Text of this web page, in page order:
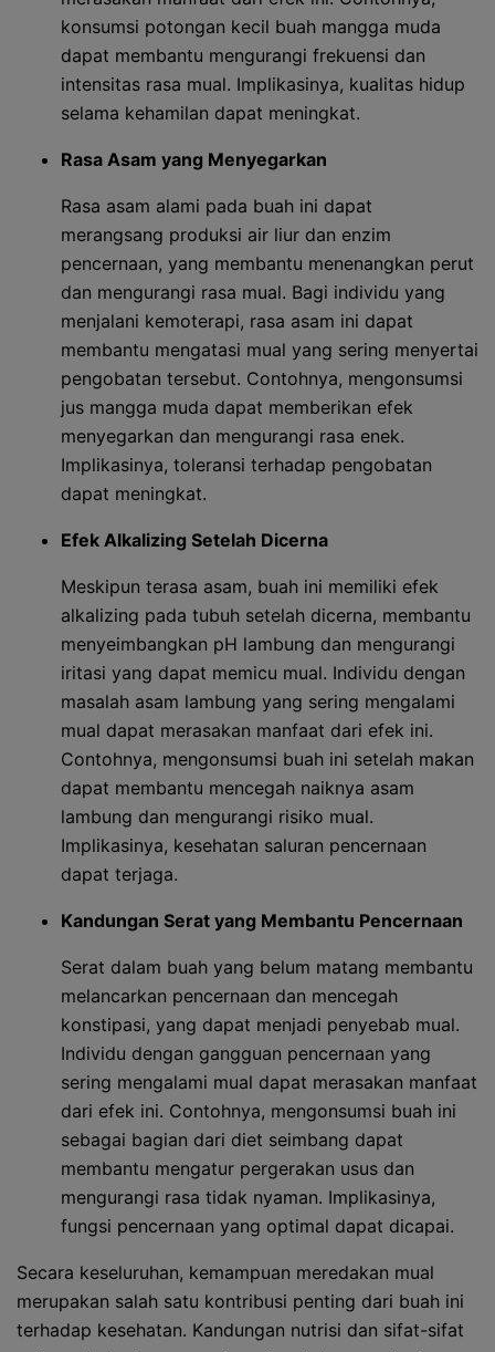
konsumsi potongan kecil buah mangga muda
dapat membantu mengurangi frekuensi dan
intensitas rasa mual. Implikasinya, kualitas hidup
selama kehamilan dapat meningkat.
Rasa Asam yang Menyegarkan
Rasa asam alami pada buah ini dapat
merangsang produksi air liur dan enzim
pencernaan, yang membantu menenangkan perut
dan mengurangi rasa mual. Bagi individu yang
menjalani kemoterapi, rasa asam ini dapat
membantu mengatasi mual yang sering menyertai
pengobatan tersebut. Contohnya, mengonsumsi
jus mangga muda dapat memberikan efek
menyegarkan dan mengurangi rasa enek.
Implikasinya, toleransi terhadap pengobatan
dapat meningkat.
Efek Alkalizing Setelah Dicerna
Meskipun terasa asam, buah ini memiliki efek
alkalizing pada tubuh setelah dicerna, membantu
menyeimbangkan pH lambung dan mengurangi
iritasi yang dapat memicu mual. Individu dengan
masalah asam lambung yang sering mengalami
mual dapat merasakan manfaat dari efek ini.
Contohnya, mengonsumsi buah ini setelah makan
dapat membantu mencegah naiknya asam
lambung dan mengurangi risiko mual.
Implikasinya, kesehatan saluran pencernaan
dapat terjaga.
Kandungan Serat yang Membantu Pencernaan
Serat dalam buah yang belum matang membantu
melancarkan pencernaan dan mencegah
konstipasi, yang dapat menjadi penyebab mual.
Individu dengan gangguan pencernaan yang
sering mengalami mual dapat merasakan manfaat
dari efek ini. Contohnya, mengonsumsi buah ini
sebagai bagian dari diet seimbang dapat
membantu mengatur pergerakan usus dan
mengurangi rasa tidak nyaman. Implikasinya,
fungsi pencernaan yang optimal dapat dicapai.
Secara keseluruhan, kemampuan meredakan mual
merupakan salah satu kontribusi penting dari buah ini
terhadap kesehatan. Kandungan nutrisi dan sifat-sifat